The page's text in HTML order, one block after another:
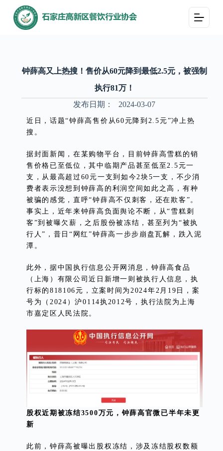
跳
过
钟薛高又上热搜！售价从60元降到最低2.5元，被强制
执行81万！
发布日期：
2024-03-07
近日，话题“钟薛高售价从60元降到2.5元”冲上热
搜。
据封面新闻，在某购物平台，目前钟薛高雪糕的销
售价格已至低位，其中临期产品甚至低至2.5元一
支，从最高超过60元一支到如今2块5一支，不少消
费者表示没想到钟薛高的利润空间如此之高，有种
被骗的感觉，直呼“钟薛高不仅刺客，还在欺客”。
事实上，近年来钟薛高负面舆论不断，从“雪糕刺
客”到被曝欠薪，之后股份被冻结，甚至列为“被执
行人”，昔日“网红”钟薛高一步步崩盘瓦解，跌入泥
潭。
此外，据中国执行信息公开网消息，钟薛高食品
（上海）有限公司近日新增一则被执行人信息，执
行标的818106元，立案时间为2024年2月19日，案
号为（2024）沪0114执2012号，执行法院为上海
市嘉定区人民法院。
股权近期被冻结3500万元，钟薛高官微已半年未更
新
此前，钟薛高被曝出股权冻结，涉及冻结股权数额